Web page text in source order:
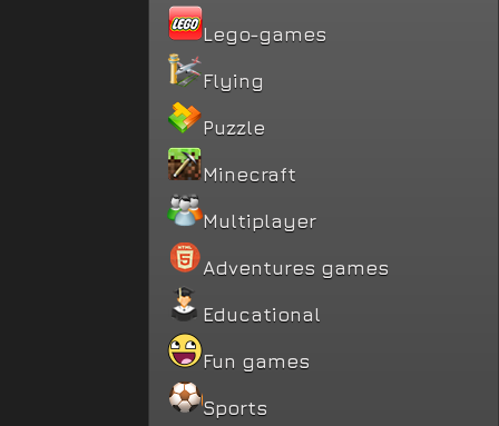
Lego-games
Flying
Puzzle
Minecraft
Multiplayer
Adventures games
Educational
Fun games
Sports